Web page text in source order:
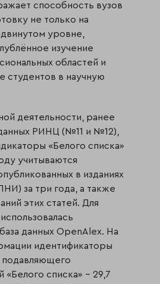
способность вузов
не только на
уровне,
изучение
областей и
студентов в научную
деятельности, ранее
РИНЦ (№11 и №12),
«Белого списка»
учитываются
в изданиях
за три года, а также
этих статей. Для
данных OpenAlex. На
идентификаторы
«Белого списка» – 29,7